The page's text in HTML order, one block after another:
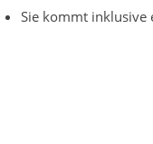
Sie kommt inklusive